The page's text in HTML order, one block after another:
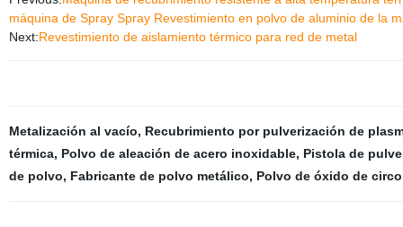
máquina de Spray Spray Revestimiento en polvo de aluminio de la
Next:Revestimiento de aislamiento térmico para red de metal
Metalización al vacío, Recubrimiento por pulverización de
térmica, Polvo de aleación de acero inoxidable, Pistola de
de polvo, Fabricante de polvo metálico, Polvo de óxido de